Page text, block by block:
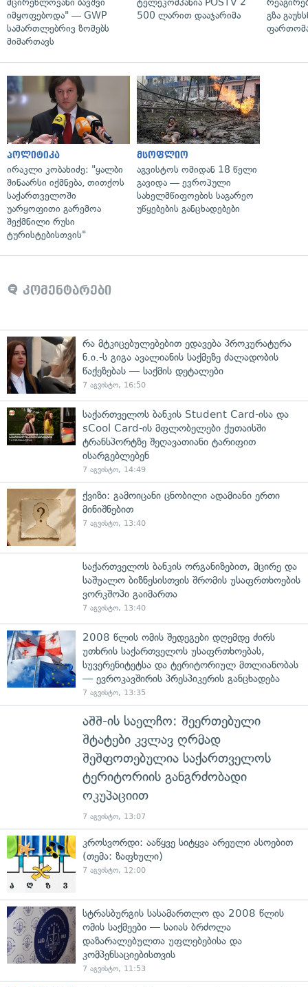
მცირეწლოვანი ბავშვი
იმყოფებოდა" — GWP
სამართლებრივ ზომებს
მიმართავს
ტელეკომპანია POSTV 2
500 ლარით დააჯარიმა
გზა
პოლიტიკა
ირაკლი კობახიძე: "ყალბი
შინაარსი იქმნება, თითქოს
საქართველოში
უარყოფითი გარემოა
შექმნილი რუსი
ტურისტებისთვის"
მსოფლიო
აგვისტოს ომიდან 18 წელი
გავიდა — ევროპული
სახელმწიფოების საგარეო
უწყებების განცხადებები
კომენტარები
რა მტკიცებულებებით ედავება პროკურატურა
ნ.ი.-ს გიგა ავალიანის საქმეზე ძალადობის
წაქეზებას — საქმის დეტალები
7 აგვისტო, 16:50
საქართველოს ბანკის Student Card-ისა და
sCool Card-ის მფლობელები ქუთაისში
ტრანსპორტზე შეღავათიანი ტარიფით
ისარგებლებენ
7 აგვისტო, 14:49
ქვიზი: გამოიცანი ცნობილი ადამიანი ერთი
მინიშნებით
7 აგვისტო, 13:40
საქართველოს ბანკის ორგანიზებით, მცირე და
საშუალო ბიზნესისთვის შრომის უსაფრთხოების
ვორკშოპი გაიმართა
7 აგვისტო, 13:40
2008 წლის ომის შედეგები დღემდე ძირს
უთხრის საქართველოს უსაფრთხოებას,
სუვერენიტეტსა და ტერიტორიულ მთლიანობას
— ევროკავშირის პრესპიკერის განცხადება
7 აგვისტო, 13:35
აშშ-ის საელჩო: შეერთებული
შტატები კვლავ ღრმად
შეშფოთებულია საქართველოს
ტერიტორიის განგრძობადი
ოკუპაციით
7 აგვისტო, 13:07
კროსვორდი: ააწყვე სიტყვა არეული ასოებით
(თემა: ზაფხული)
7 აგვისტო, 12:00
სტრასბურგის სასამართლო და 2008 წლის
ომის საქმეები — საიას ბრძოლა
დაზარალებულთა უფლებებისა და
კომპენსაციებისთვის
7 აგვისტო, 11:53